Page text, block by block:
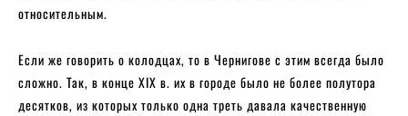
относительным.
Если же говорить о колодцах, то в Чернигове с этим всегда было
сложно. Так, в конце XIX в. их в городе было не более полутора
десятков, из которых только одна треть давала качественную